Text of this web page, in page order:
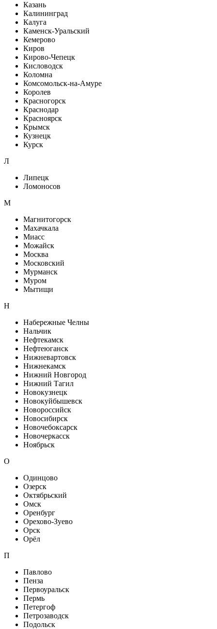
Казань
Калининград
Калуга
Каменск-Уральский
Кемерово
Киров
Кирово-Чепецк
Кисловодск
Коломна
Комсомольск-на-Амуре
Королев
Красногорск
Краснодар
Красноярск
Крымск
Кузнецк
Курск
Л
Липецк
Ломоносов
М
Магнитогорск
Махачкала
Миасс
Можайск
Москва
Московский
Мурманск
Муром
Мытищи
Н
Набережные Челны
Нальчик
Нефтекамск
Нефтеюганск
Нижневартовск
Нижнекамск
Нижний Новгород
Нижний Тагил
Новокузнецк
Новокуйбышевск
Новороссийск
Новосибирск
Новочебоксарск
Новочеркасск
Ноябрьск
О
Одинцово
Озерск
Октябрьский
Омск
Оренбург
Орехово-Зуево
Орск
Орёл
П
Павлово
Пенза
Первоуральск
Пермь
Петергоф
Петрозаводск
Подольск